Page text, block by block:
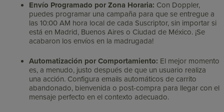
Envío Programado por Zona Horaria: Con Doppler,
puedes programar una campaña para que se entregue a
las 10:00 AM hora local de cada Suscriptor, sin importar si
está en Madrid, Buenos Aires o Ciudad de México. ¡Se
acabaron los envíos en la madrugada!
Automatización por Comportamiento: El mejor momento
es, a menudo, justo después de que un usuario realiza
una acción. Configura emails automáticos de carrito
abandonado, bienvenida o post-compra para llegar con el
mensaje perfecto en el contexto adecuado.